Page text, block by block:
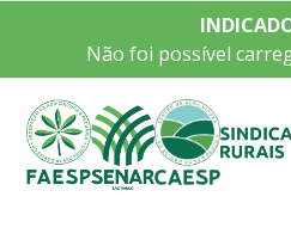
Não foi possível